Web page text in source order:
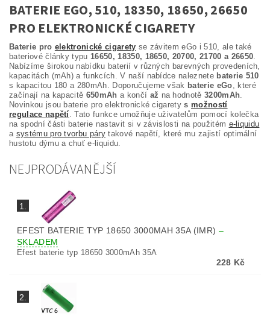
BATERIE EGO, 510, 18350, 18650, 26650
PRO ELEKTRONICKÉ CIGARETY
Baterie pro elektronické cigarety se závitem eGo i 510, ale také
bateriové články typu16650, 18350, 18650, 20700, 21700 a 26650.
Nabízíme širokou nabídku baterií v různých barevných provedeních,
kapacitách (mAh) a funkcích. V naší nabídce naleznete baterie 510
s kapacitou 180 a 280mAh. Doporučujeme však baterie eGo, které
začínají na kapacitě 650mAh a končí až na hodnotě3200mAh.
Novinkou jsou baterie pro elektronické cigaretysmožností
regulace napětí. Tato funkce umožňuje uživatelům pomocí kolečka
na spodní části baterie nastavit si v závislosti na použitém e-liquidu
a systému pro tvorbu páry takové napětí, které mu zajistí optimální
hustotu dýmu a chuť e-liquidu.
NEJPRODÁVANĚJŠÍ
1.
EFEST BATERIE TYP 18650 3000MAH 35A (IMR) –
SKLADEM
Efest baterie typ 18650 3000mAh 35A
228 Kč
2.